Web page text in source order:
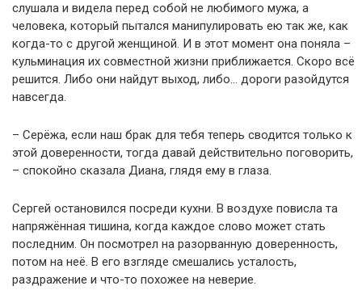
слушала и видела перед собой не любимого мужа, а
человека, который пытался манипулировать ею так же, как
когда-то с другой женщиной. И в этот момент она поняла –
кульминация их совместной жизни приближается. Скоро всё
решится. Либо они найдут выход, либо… дороги разойдутся
навсегда.
– Серёжа, если наш брак для тебя теперь сводится только к
этой доверенности, тогда давай действительно поговорить,
– спокойно сказала Диана, глядя ему в глаза.
Сергей остановился посреди кухни. В воздухе повисла та
напряжённая тишина, когда каждое слово может стать
последним. Он посмотрел на разорванную доверенность,
потом на неё. В его взгляде смешались усталость,
раздражение и что-то похожее на неверие.